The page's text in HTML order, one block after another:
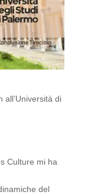
all’Università di
Culture mi ha
del